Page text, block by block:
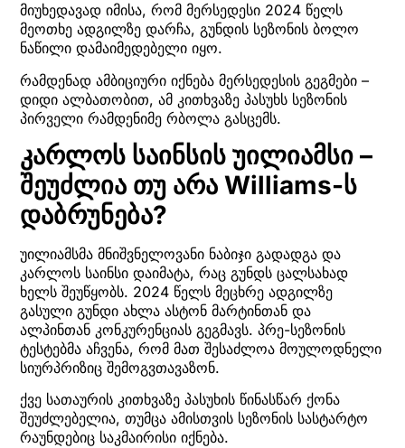
მიუხედავად იმისა, რომ მერსედესი 2024 წელს
მეოთხე ადგილზე დარჩა, გუნდის სეზონის ბოლო
ნაწილი დამაიმედებელი იყო.
რამდენად ამბიციური იქნება მერსედესის გეგმები –
დიდი ალბათობით, ამ კითხვაზე პასუხს სეზონის
პირველი რამდენიმე რბოლა გასცემს.
კარლოს საინსის უილიამსი –
შეუძლია თუ არა Williams-ს
დაბრუნება?
უილიამსმა მნიშვნელოვანი ნაბიჯი გადადგა და
კარლოს საინსი დაიმატა, რაც გუნდს ცალსახად
ხელს შეუწყობს. 2024 წელს მეცხრე ადგილზე
გასული გუნდი ახლა ასტონ მარტინთან და
ალპინთან კონკურენციას გეგმავს. პრე-სეზონის
ტესტებმა აჩვენა, რომ მათ შესაძლოა მოულოდნელი
სიურპრიზიც შემოგვთავაზონ.
ქვე სათაურის კითხვაზე პასუხის წინასწარ ქონა
შეუძლებელია, თუმცა ამისთვის სეზონის სასტარტო
რაუნდებიც საკმაირისი იქნება.